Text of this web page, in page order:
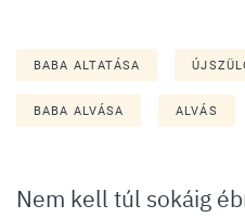
BABA ALTATÁSA
BABA ALVÁSA ALVÁS
Nem kell túl sokáig